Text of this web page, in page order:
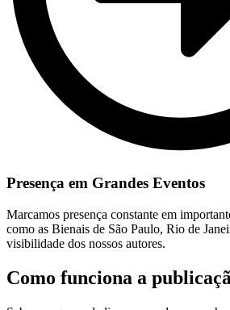
Presença em Grandes Eventos
Marcamos presença constante em
como as Bienais de São Paulo, Rio de
visibilidade dos nossos autores.
Como funciona a